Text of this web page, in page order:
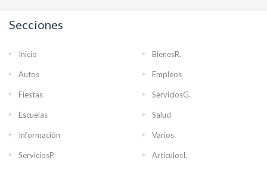
Secciones
Inicio BienesR.
Autos Empleos
Fiestas ServiciosG.
Escuelas Salud
Información Varios
ServiciosP. ArtículosI.